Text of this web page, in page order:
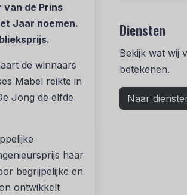
de Prins
Jaar noemen.
de winnaars
Mabel reikte in
Jong de elfde
haar
begrijpelijke en
ontwikkelt
Diensten
Bekijk wat wij
betekenen.
Naar